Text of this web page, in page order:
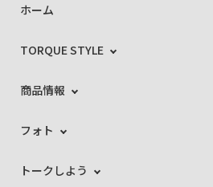
ホーム
TORQUE STYLE
商品情報
フォト
トークしよう